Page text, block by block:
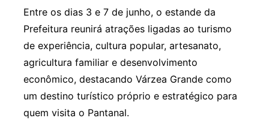
Entre os dias 3 e 7 de junho, o estande da
Prefeitura reunirá atrações ligadas ao turismo
de experiência, cultura popular, artesanato,
agricultura familiar e desenvolvimento
econômico, destacando Várzea Grande como
um destino turístico próprio e estratégico para
quem visita o Pantanal.